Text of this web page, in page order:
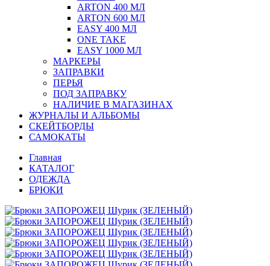
ARTON 400 МЛ
ARTON 600 МЛ
EASY 400 МЛ
ONE TAKE
EASY 1000 МЛ
МАРКЕРЫ
ЗАПРАВКИ
ПЕРЬЯ
ПОД ЗАПРАВКУ
НАЛИЧИЕ В МАГАЗИНАХ
ЖУРНАЛЫ И АЛЬБОМЫ
СКЕЙТБОРДЫ
САМОКАТЫ
Главная
КАТАЛОГ
ОДЕЖДА
БРЮКИ